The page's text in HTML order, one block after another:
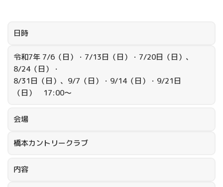
日時
令和7年 7/6（日）・7/13日（日）・7/20日（日）、
8/24（日）・
8/31日（日）、9/7（日）・9/14（日）・9/21日
（日） 17:00～
会場
橋本カントリークラブ
内容